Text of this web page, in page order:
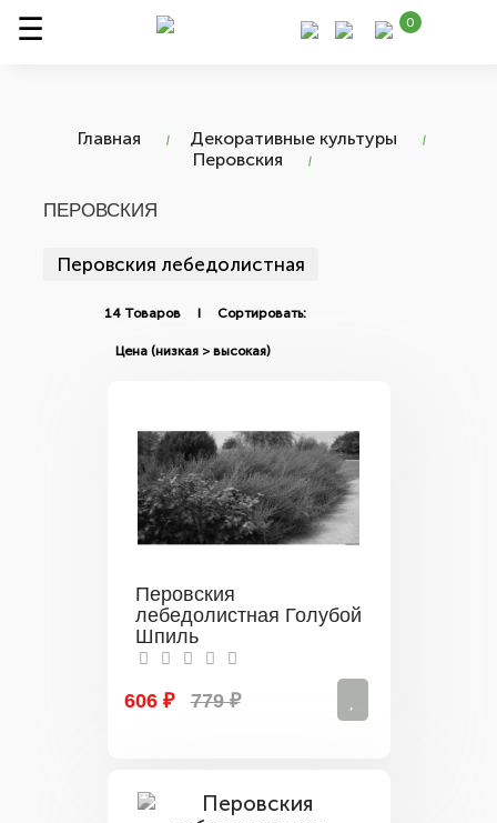
0
Главная
Декоративные культуры
Перовския
ПЕРОВСКИЯ
Перовския лебедолистная
14 Товаров I Сортировать:
Перовския
лебедолистная Голубой
Шпиль
606 ₽ 779 ₽